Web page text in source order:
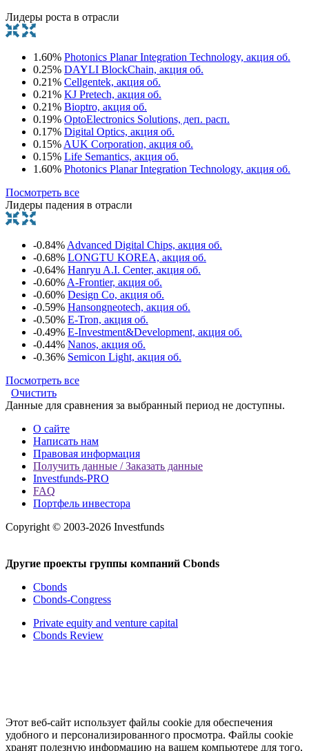
Лидеры роста в отрасли
1.60% Photonics Planar Integration Technology, акция об.
0.25% DAYLI BlockChain, акция об.
0.21% Cellgentek, акция об.
0.21% KJ Pretech, акция об.
0.21% Bioptro, акция об.
0.19% OptoElectronics Solutions, деп. расп.
0.17% Digital Optics, акция об.
0.15% AUK Corporation, акция об.
0.15% Life Semantics, акция об.
1.60% Photonics Planar Integration Technology, акция об.
Посмотреть все
Лидеры падения в отрасли
-0.84% Advanced Digital Chips, акция об.
-0.68% LONGTU KOREA, акция об.
-0.64% Hanryu A.I. Center, акция об.
-0.60% A-Frontier, акция об.
-0.60% Design Co, акция об.
-0.59% Hansongneotech, акция об.
-0.50% E-Tron, акция об.
-0.49% E-Investment&Development, акция об.
-0.44% Nanos, акция об.
-0.36% Semicon Light, акция об.
Посмотреть все
Очистить
Данные для сравнения за выбранный период не доступны.
О сайте
Написать нам
Правовая информация
Получить данные / Заказать данные
Investfunds-PRO
FAQ
Портфель инвестора
Copyright © 2003-2026 Investfunds
Другие проекты группы компаний Cbonds
Cbonds
Cbonds-Congress
Private equity and venture capital
Cbonds Review
Этот веб-сайт использует файлы cookie для обеспечения
удобного и персонализированного просмотра. Файлы cookie
хранят полезную информацию на вашем компьютере для того,